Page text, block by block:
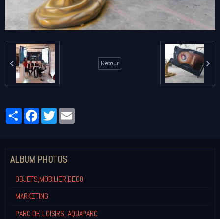
Retour
PartagerFacebookTwitter
ALBUM PHOTOS
OBJETS,MOBILIER,DECO
MARKETING
PARC DE LOISIRS, AQUAPARC